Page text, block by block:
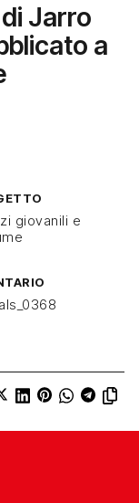
Jarro
a
giovanili e